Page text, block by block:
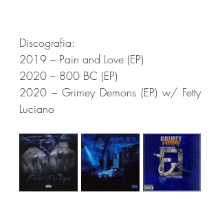
Discografia:
2019 – Pain and Love (EP)
2020 – 800 BC (EP)
2020 – Grimey Demons (EP) w/ Fetty
Luciano